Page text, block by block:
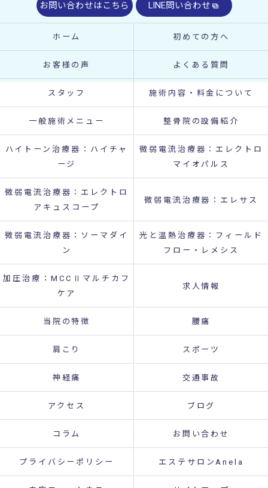
お問い合わせはこちら LINE問い合わせ
ホーム 初めての方へ
お客様の声 よくある質問
スタッフ 施術内容・料金について
一般施術メニュー 整骨院の設備紹介
ハイトーン治療器：ハイチャ
ージ
微弱電流治療器：エレクトロ
マイオパルス
微弱電流治療器：エレクトロ
アキュスコープ
微弱電流治療器：エレサス
微弱電流治療器：ソーマダイ
ン
光と温熱治療器：フィールド
フロー・レメシス
加圧治療：MCCⅡマルチカフ
ケア
求人情報
当院の特徴 腰痛
肩こり スポーツ
神経痛 交通事故
アクセス ブログ
コラム お問い合わせ
プライバシーポリシー エステサロンAnela